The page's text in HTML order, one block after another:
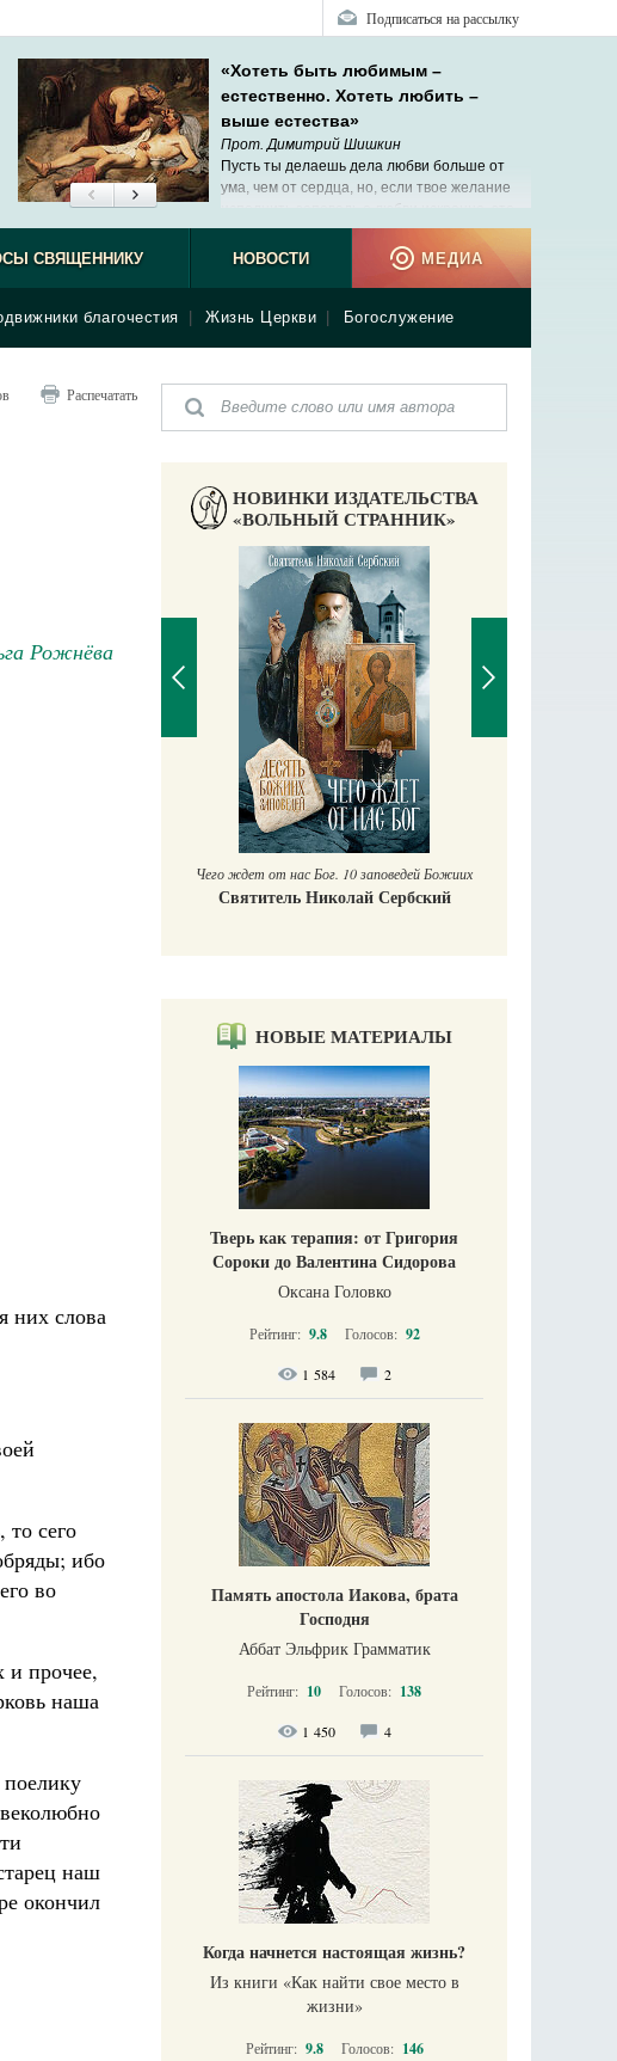
Подписаться на рассылку
«Хотеть быть любимым –
естественно. Хотеть любить –
выше естества»
Прот. Димитрий Шишкин
Пусть ты делаешь дела любви больше от
ума, чем от сердца, но, если твое желание
уже начало твоей сопричастности Христу.
благочестия Жизнь Церкви Богослужение
СВЯЩЕННИКУ НОВОСТИ МЕДИА
Распечатать
Рожнёва
них слова
сего
ибо
во
и прочее,
наша
наш
окончил
НОВИНКИ ИЗДАТЕЛЬСТВА
«ВОЛЬНЫЙ СТРАННИК»
Чего ждет от нас Бог. 10 заповедей Божиих
Святитель Николай Сербский
НОВЫЕ МАТЕРИАЛЫ
Тверь как терапия: от Григория
Сороки до Валентина Сидорова
Оксана Головко
Рейтинг: 9.8 Голосов: 92
1 584 2
Память апостола Иакова, брата
Господня
Аббат Эльфрик Грамматик
Рейтинг: 10 Голосов: 138
1 450 4
Когда начнется настоящая жизнь?
Из книги «Как найти свое место в
жизни​»
Рейтинг: 9.8 Голосов: 146